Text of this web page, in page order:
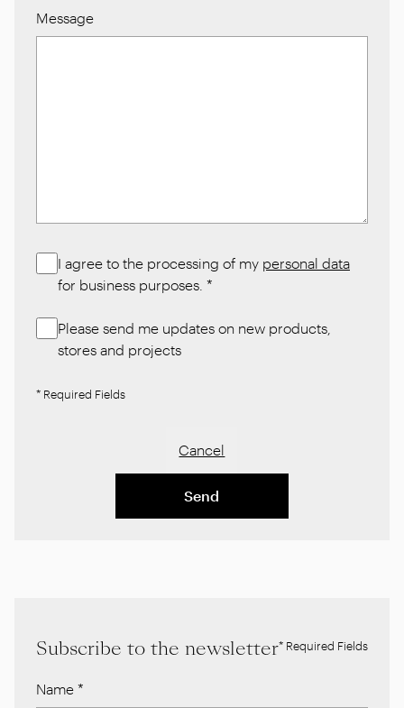
Message
I agree to the processing of my personal data
for business purposes. *
Please send me updates on new products,
stores and projects
* Required Fields
Cancel
Send
Subscribe to the newsletter* Required Fields
Name *